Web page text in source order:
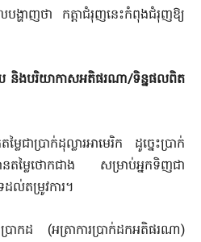
ង្ហាញថា កត្តាជំរុញនេះកំពុងជំរុញឱ្យ
យ និងបរិយាកាសអតិផរណា/ទិន្នផលពិត
ជាប្រាក់ដុល្លារអាមេរិក ដូច្នេះប្រាក់
តម្លៃថោកជាង សម្រាប់អ្នកទិញជា
ល់តម្រូវការ។
រាកដ (អត្រាការប្រាក់ដកអតិផរណា)